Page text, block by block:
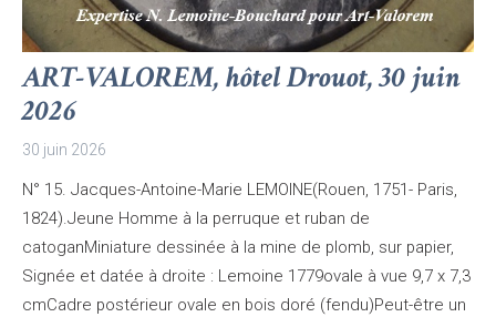
ART-VALOREM, hôtel Drouot, 30 juin
2026
30 juin 2026
N° 15. Jacques-Antoine-Marie LEMOINE(Rouen, 1751- Paris,
1824).Jeune Homme à la perruque et ruban de
catoganMiniature dessinée à la mine de plomb, sur papier,
Signée et datée à droite : Lemoine 1779ovale à vue 9,7 x 7,3
cmCadre postérieur ovale en bois doré (fendu)Peut-être un